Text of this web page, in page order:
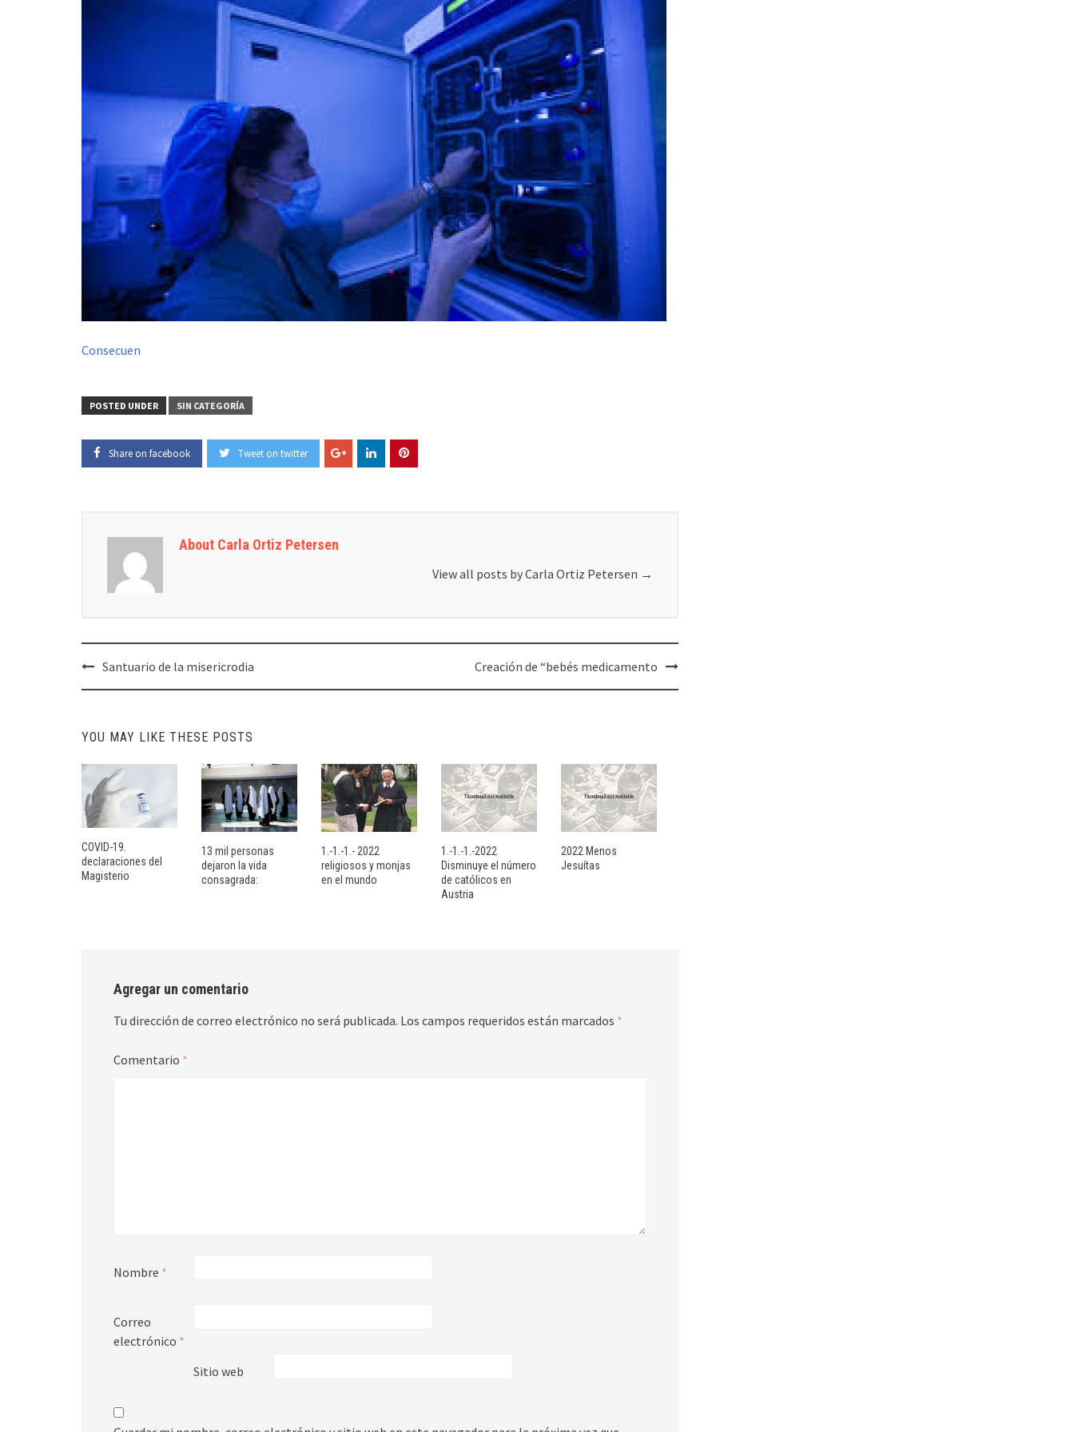
Consecuen
POSTED UNDER SIN CATEGORÍA
Share on facebook Tweet on twitter
About Carla Ortiz Petersen
View all posts by Carla Ortiz Petersen →
Post
navigation
Santuario de la misericrodia Creación de “bebés medicamento
YOU MAY LIKE THESE POSTS
COVID-19.
declaraciones del
Magisterio
13 mil personas
dejaron la vida
consagrada:
1.-1.-1.- 2022
religiosos y monjas
en el mundo
1.-1.-1.-2022
Disminuye el número
de católicos en
Austria
2022 Menos
Jesuítas
Agregar un comentario
Tu dirección de correo electrónico no será publicada. Los campos requeridos están marcados *
Comentario *
Nombre *
Correo
electrónico *
Sitio web